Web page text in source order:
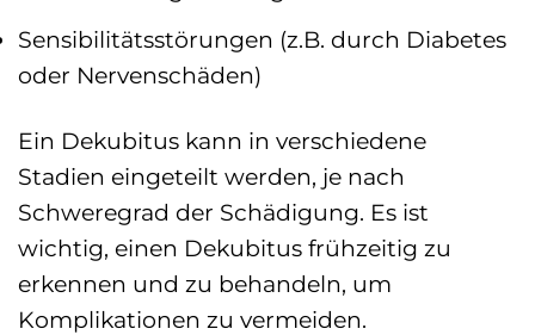
Sensibilitätsstörungen (z.B. durch Diabetes
oder Nervenschäden)
Ein Dekubitus kann in verschiedene
Stadien eingeteilt werden, je nach
Schweregrad der Schädigung. Es ist
wichtig, einen Dekubitus frühzeitig zu
erkennen und zu behandeln, um
Komplikationen zu vermeiden.